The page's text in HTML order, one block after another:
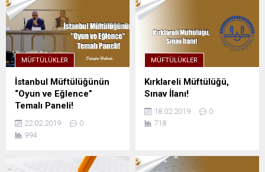
MÜFTÜLÜKLER
İstanbul Müftülüğünün
“Oyun ve Eğlence”
Temalı Paneli!
22.02.2019
0
994
MÜFTÜLÜKLER
Kırklareli Müftülüğü,
Sınav İlanı!
18.02.2019
0
718